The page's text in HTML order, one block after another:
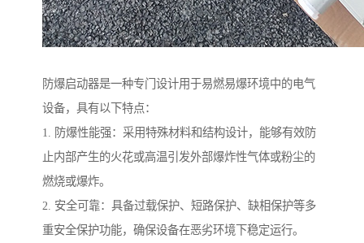
防爆启动器是一种专门设计用于易燃易爆环境中的电气
设备，具有以下特点：
1. 防爆性能强：采用特殊材料和结构设计，能够有效防
止内部产生的火花或高温引发外部爆炸性气体或粉尘的
燃烧或爆炸。
2. 安全可靠：具备过载保护、短路保护、缺相保护等多
重安全保护功能，确保设备在恶劣环境下稳定运行。